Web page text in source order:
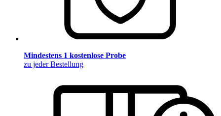
Mindestens 1 kostenlose Probe
zu jeder Bestellung